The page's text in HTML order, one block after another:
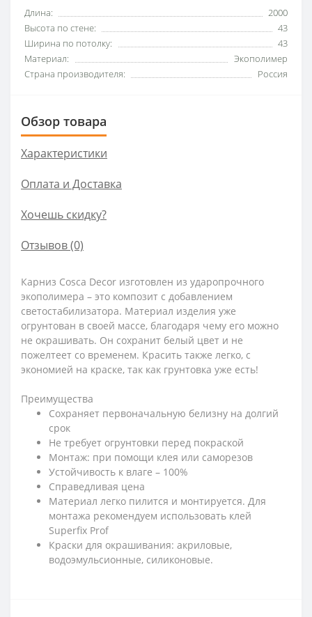
Длина:
2000
Высота по стене:
43
Ширина по потолку:
43
Материал:
Экополимер
Страна производителя:
Россия
Обзор товара
Характеристики
Оплата и Доставка
Хочешь скидку?
Отзывов (0)
Карниз Cosca Decor изготовлен из ударопрочного
экополимера – это композит с добавлением
светостабилизатора. Материал изделия уже
огрунтован в своей массе, благодаря чему его можно
не окрашивать. Он сохранит белый цвет и не
пожелтеет со временем. Красить также легко, с
экономией на краске, так как грунтовка уже есть!
Преимущества
Сохраняет первоначальную белизну на долгий
срок
Не требует огрунтовки перед покраской
Монтаж: при помощи клея или саморезов
Устойчивость к влаге – 100%
Справедливая цена
Материал легко пилится и монтируется. Для
монтажа рекомендуем использовать клей
Superfix Prof
Краски для окрашивания: акриловые,
водоэмульсионные, силиконовые.